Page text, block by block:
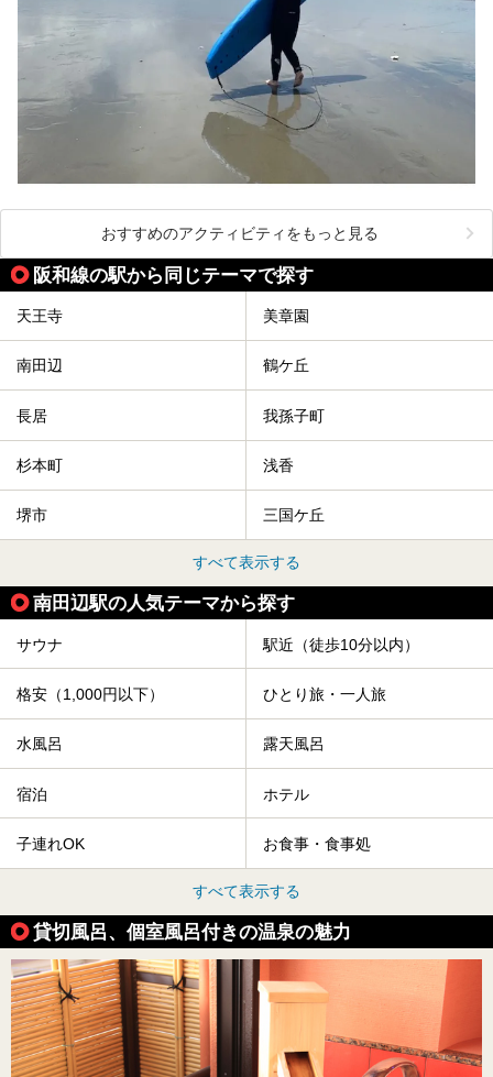
おすすめのアクティビティをもっと見る
阪和線の駅から同じテーマで探す
天王寺 美章園
南田辺 鶴ケ丘
長居 我孫子町
杉本町 浅香
堺市 三国ケ丘
すべて表示する
南田辺駅の人気テーマから探す
サウナ 駅近（徒歩10分以内）
格安（1,000円以下） ひとり旅・一人旅
水風呂 露天風呂
宿泊 ホテル
子連れOK お食事・食事処
すべて表示する
貸切風呂、個室風呂付きの温泉の魅力